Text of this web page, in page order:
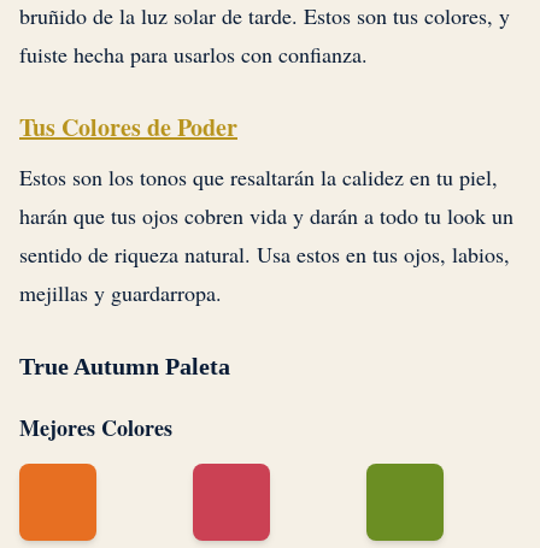
bruñido de la luz solar de tarde. Estos son tus colores, y
fuiste hecha para usarlos con confianza.
Tus Colores de Poder
Estos son los tonos que resaltarán la calidez en tu piel,
harán que tus ojos cobren vida y darán a todo tu look un
sentido de riqueza natural. Usa estos en tus ojos, labios,
mejillas y guardarropa.
True Autumn Paleta
Mejores Colores